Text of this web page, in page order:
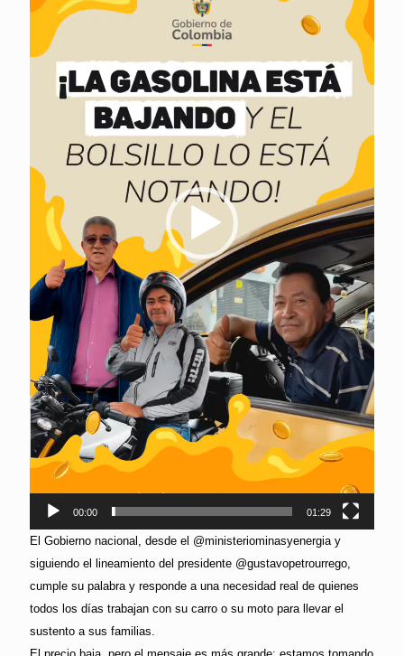
00:00 01:29
El Gobierno nacional, desde el @ministeriominasyenergia y
siguiendo el lineamiento del presidente @gustavopetrourrego,
cumple su palabra y responde a una necesidad real de quienes
todos los días trabajan con su carro o su moto para llevar el
sustento a sus familias.